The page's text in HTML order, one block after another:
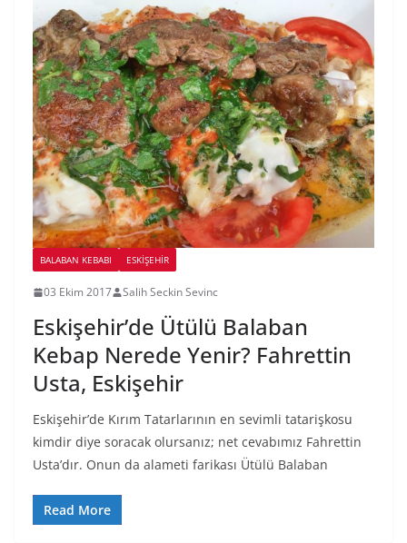
BALABAN KEBABI ESKIŞEHIR
03 Ekim 2017 Salih Seckin Sevinc
Eskişehir’de Ütülü Balaban
Kebap Nerede Yenir? Fahrettin
Usta, Eskişehir
Eskişehir’de Kırım Tatarlarının en sevimli tatarişkosu
kimdir diye soracak olursanız; net cevabımız Fahrettin
Usta’dır. Onun da alameti farikası Ütülü Balaban
Read More